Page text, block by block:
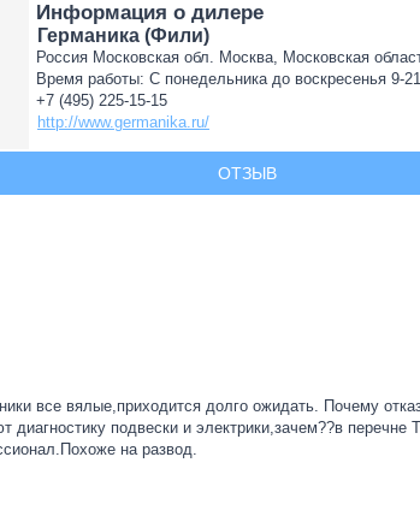
Информация о дилере
Германика (Фили)
Россия Московская обл. Москва, Московская
Время работы: С понедельника до воскресенья 9-
+7 (495) 225-15-15
http://www.germanika.ru/
ОТЗЫВ
все вялые,приходится долго ожидать. Почему
подвески и электрики,зачем??в перечне
на развод.